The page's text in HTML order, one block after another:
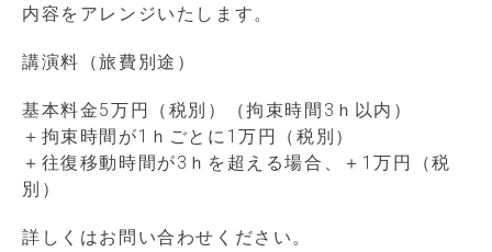
内容をアレンジいたします。
講演料（旅費別途）
基本料金5万円（税別）（拘束時間3ｈ以内）
＋拘束時間が1ｈごとに1万円（税別）
＋往復移動時間が3ｈを超える場合、＋1万円（税
別）
詳しくはお問い合わせください。